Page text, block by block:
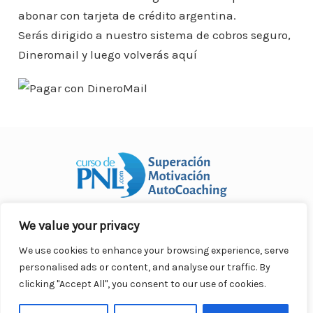
We value your privacy
We use cookies to enhance your browsing experience, serve
personalised ads or content, and analyse our traffic. By
clicking "Accept All", you consent to our use of cookies.
o
o
k
p
p
n
ar
ti
r
abonar con tarjeta de crédito argentina.
Serás dirigido a nuestro sistema de cobros seguro,
Dineromail y luego volverás aquí
Curso Práctico de PNL a distancia
derechos reservados.
Contacto |
Privacidad | Términos Legales |
Antispam |
Responsabilidad